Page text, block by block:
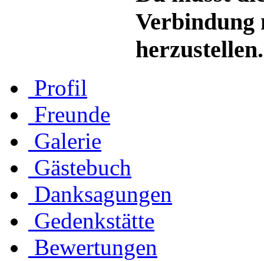
Verbindung
herzustellen.
Profil
Freunde
Galerie
Gästebuch
Danksagungen
Gedenkstätte
Bewertungen